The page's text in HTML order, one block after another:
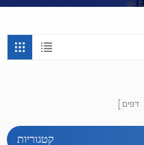
דפים
קטגוריות